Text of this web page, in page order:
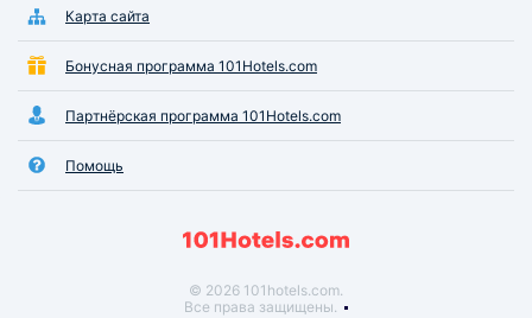
Карта сайта
Бонусная программа 101Hotels.com
Партнёрская программа 101Hotels.com
Помощь
© 2026 101hotels.com.
Все права защищены.